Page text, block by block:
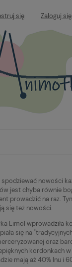
się Zaloguj się
nowości
jest chyba równie
prowadzić na raz.
się też nowości.
Limol wprowadziła
się na
oraz
kordonkach
mają aż 40% lnu i